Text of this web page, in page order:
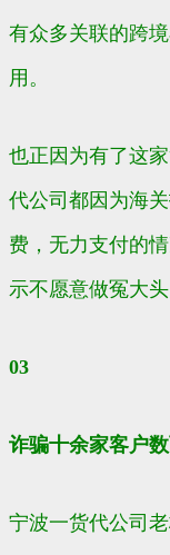
有众多关联的跨
用。
也正因为有了这
代公司都因为海
费，无力支付的
示不愿意做冤大
03
诈骗十余家客户
宁波一货代公司